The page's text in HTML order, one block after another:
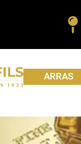
ARRAS